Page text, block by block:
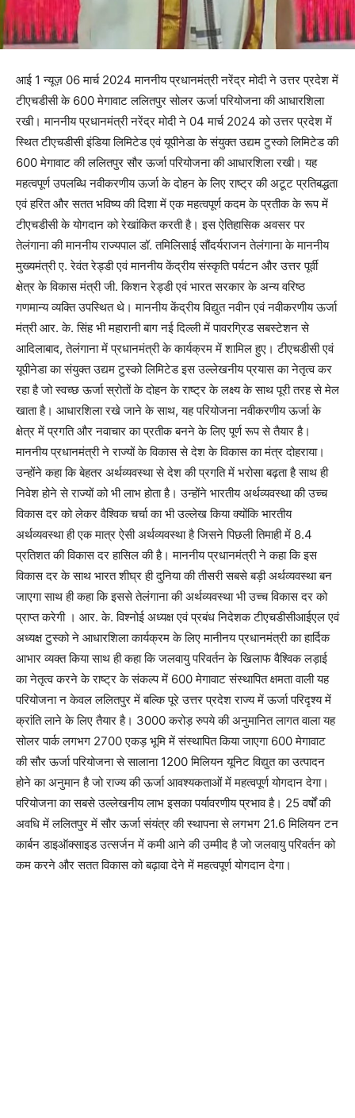
आई 1 न्यूज़ 06 मार्च 2024माननीय प्रधानमंत्री नरेंद्र मोदी ने उत्तर प्रदेश में
टीएचडीसी के 600 मेगावाट ललितपुर सोलर ऊर्जा परियोजना की आधारशिला
रखी।माननीय प्रधानमंत्री नरेंद्र मोदी ने 04 मार्च 2024 को उत्तर प्रदेश में
स्थित टीएचडीसी इंडिया लिमिटेड एवं यूपीनेडा के संयुक्त उद्यम टुस्को लिमिटेड की
600 मेगावाट की ललितपुर सौर ऊर्जा परियोजना की आधारशिला रखी। यह
महत्वपूर्ण उपलब्धि नवीकरणीय ऊर्जा के दोहन के लिए राष्ट्र की अटूट प्रतिबद्धता
एवं हरित और सतत भविष्य की दिशा में एक महत्वपूर्ण कदम के प्रतीक के रूप में
टीएचडीसी के योगदान को रेखांकित करती है। इस ऐतिहासिक अवसर पर
तेलंगाना की माननीय राज्यपाल डॉ. तमिलिसाई सौंदर्यराजन तेलंगाना के माननीय
मुख्यमंत्री ए. रेवंत रेड्डी एवं माननीय केंद्रीय संस्कृति पर्यटन और उत्तर पूर्वी
क्षेत्र के विकास मंत्री जी. किशन रेड्डी एवं भारत सरकार के अन्य वरिष्ठ
गणमान्य व्यक्ति उपस्थित थे। माननीय केंद्रीय विद्युत नवीन एवं नवीकरणीय ऊर्जा
मंत्री आर. के. सिंह भी महारानी बाग नई दिल्ली में पावरग्रिड सबस्टेशन से
आदिलाबाद, तेलंगाना में प्रधानमंत्री के कार्यक्रम में शामिल हुए। टीएचडीसी एवं
यूपीनेडा का संयुक्त उद्यम टुस्‍को लिमिटेड इस उल्लेखनीय प्रयास का नेतृत्व कर
रहा है जो स्वच्छ ऊर्जा स्रोतों के दोहन के राष्‍ट्र के लक्ष्‍य के साथ पूरी तरह से मेल
खाता है। आधारशिला रखे जाने के साथ, यह परियोजना नवीकरणीय ऊर्जा के
क्षेत्र में प्रगति और नवाचार का प्रतीक बनने के लिए पूर्ण रूप से तैयार है।
माननीय प्रधानमंत्री ने राज्यों के विकास से देश के विकास का मंत्र दोहराया।
उन्होंने कहा कि बेहतर अर्थव्यवस्था से देश की प्रगति में भरोसा बढ़ता है साथ ही
निवेश होने से राज्यों को भी लाभ होता है। उन्होंने भारतीय अर्थव्यवस्था की उच्च
विकास दर को लेकर वैश्विक चर्चा का भी उल्लेख किया क्‍योंकि भारतीय
अर्थव्यवस्था ही एक मात्र ऐसी अर्थव्‍यवस्‍था है जिसने पिछली तिमाही में 8.4
प्रतिशत की विकास दर हासिल की है। माननीय प्रधानमंत्री ने कहा कि इस
विकास दर के साथ भारत शीघ्र ही दुनिया की तीसरी सबसे बड़ी अर्थव्यवस्था बन
जाएगा साथ ही कहा कि इससे तेलंगाना की अर्थव्यवस्था भी उच्च विकास दर को
प्राप्‍त करेगी । आर. के. विश्‍नोई अध्‍यक्ष एवं प्रबंध निदेशक टीएचडीसीआईएल एवं
अध्यक्ष टुस्‍को ने आधारशिला कार्यक्रम के लिए मानीनय प्रधानमंत्री का हार्दिक
आभार व्‍यक्‍त किया साथ ही कहा कि जलवायु परिवर्तन के खिलाफ वैश्विक लड़ाई
का नेतृत्व करने के राष्ट्र के संकल्प में 600 मेगावाट संस्‍थापित क्षमता वाली यह
परियोजना न केवल ललितपुर में बल्कि पूरे उत्तर प्रदेश राज्य में ऊर्जा परिदृश्य में
क्रांति लाने के लिए तैयार है। 3000 करोड़ रुपये की अनुमानित लागत वाला यह
सोलर पार्क लगभग 2700 एकड़ भूमि में संस्‍थापित किया जाएगा 600 मेगावाट
की सौर ऊर्जा परियोजना से सालाना 1200 मिलियन यूनिट विद्युत का उत्‍पादन
होने का अनुमान है जो राज्य की ऊर्जा आवश्यकताओं में महत्वपूर्ण योगदान देगा।
परियोजना का सबसे उल्लेखनीय लाभ इसका पर्यावरणीय प्रभाव है। 25 वर्षों की
अवधि में ललितपुर में सौर ऊर्जा संयंत्र की स्थापना से लगभग 21.6 मिलियन टन
कार्बन डाइऑक्साइड उत्सर्जन में कमी आने की उम्मीद है जो जलवायु परिवर्तन को
कम करने और सतत विकास को बढ़ावा देने में महत्वपूर्ण योगदान देगा।